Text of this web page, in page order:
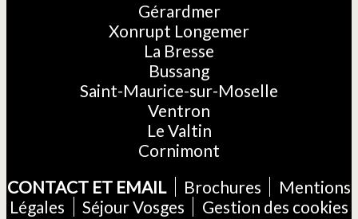
Gérardmer
Xonrupt Longemer
La Bresse
Bussang
Saint-Maurice-sur-Moselle
Ventron
Le Valtin
Cornimont
CONTACT ET EMAIL
Brochures
Mentions
Légales
Séjour Vosges Gestion des cookies